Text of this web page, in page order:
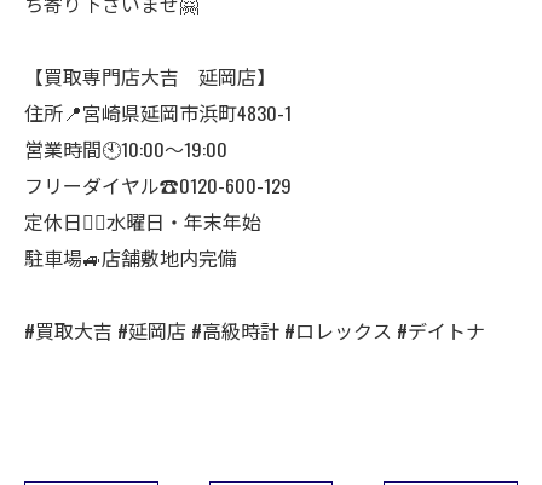
【買取専門店大吉 延岡店】
住所📍宮崎県延岡市浜町4830-1
営業時間🕙10:00～19:00
フリーダイヤル☎️0120-600-129
定休日🙇‍♂️水曜日・年末年始
駐車場🚙店舗敷地内完備
#買取大吉 #延岡店 #高級時計 #ロレックス #デイトナ